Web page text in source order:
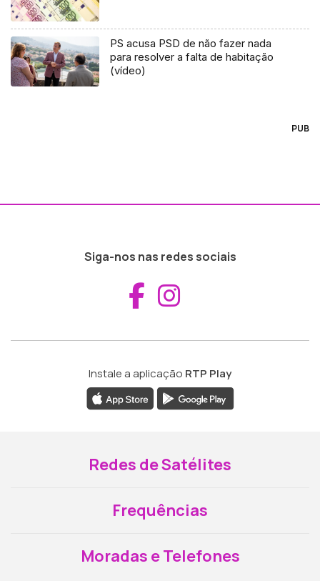
PS acusa PSD de não fazer nada
para resolver a falta de habitação
(vídeo)
PUB
Siga-nos nas redes sociais
Aceder ao
Instale a aplicação RTP Play
Redes de Satélites
Frequências
Moradas e Telefones